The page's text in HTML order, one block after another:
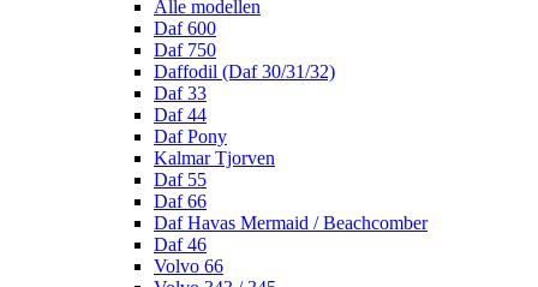
Alle modellen
Daf 600
Daf 750
Daffodil (Daf 30/31/32)
Daf 33
Daf 44
Daf Pony
Kalmar Tjorven
Daf 55
Daf 66
Daf Havas Mermaid / Beachcomber
Daf 46
Volvo 66